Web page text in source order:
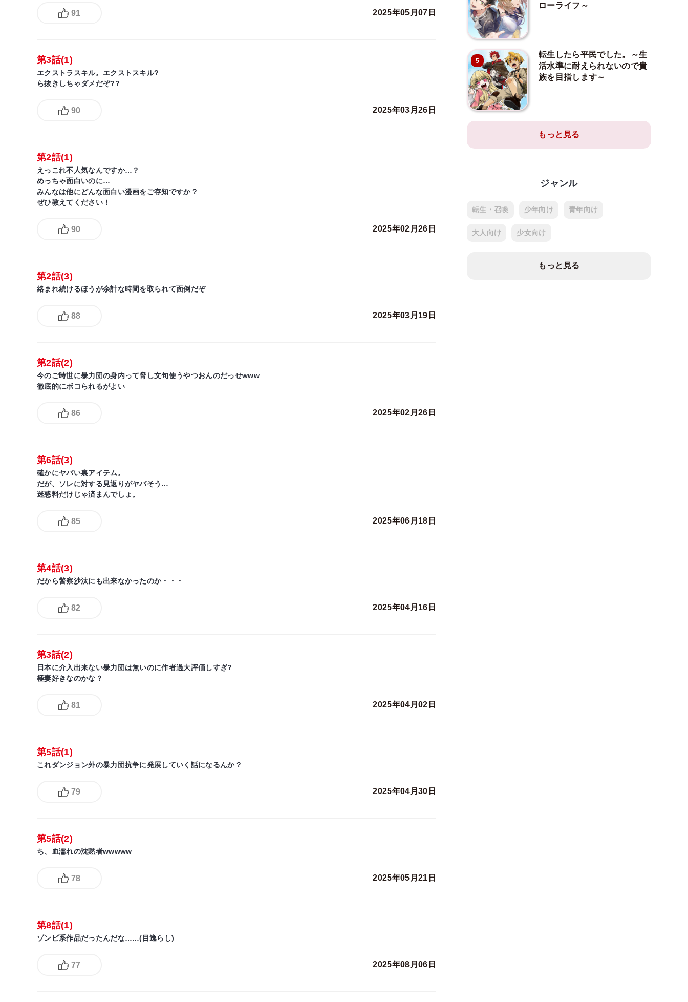
91 2025年05月07日
第3話(1)
エクストラスキル。エクストスキル?
ら抜きしちゃダメだぞ??
90 2025年03月26日
第2話(1)
えっこれ不人気なんですか…？
めっちゃ面白いのに…
みんなは他にどんな面白い漫画をご存知ですか？
ぜひ教えてください！
90 2025年02月26日
第2話(3)
絡まれ続けるほうが余計な時間を取られて面倒だぞ
88 2025年03月19日
第2話(2)
今のご時世に暴力団の身内って脅し文句使うやつおんのだっせwww
徹底的にボコられるがよい
86 2025年02月26日
第6話(3)
確かにヤバい裏アイテム。
だが、ソレに対する見返りがヤバそう…
迷惑料だけじゃ済まんでしょ。
85 2025年06月18日
第4話(3)
だから警察沙汰にも出来なかったのか・・・
82 2025年04月16日
第3話(2)
日本に介入出来ない暴力団は無いのに作者過大評価しすぎ?
極妻好きなのかな？
81 2025年04月02日
第5話(1)
これダンジョン外の暴力団抗争に発展していく話になるんか？
79 2025年04月30日
第5話(2)
ち、血濡れの沈黙者wwwww
78 2025年05月21日
第8話(1)
ゾンビ系作品だったんだな……(目逸らし)
77 2025年08月06日
ローライフ～
5
転生したら平民でした。～生
活水準に耐えられないので貴
族を目指します～
もっと見る
ジャンル
転生・召喚 少年向け 青年向け
大人向け 少女向け
もっと見る